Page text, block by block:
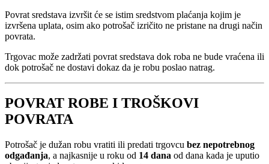
Povrat sredstava izvršit će se istim sredstvom plaćanja kojim je
izvršena uplata, osim ako potrošač izričito ne pristane na drugi način
povrata.
Trgovac može zadržati povrat sredstava dok roba ne bude vraćena ili
dok potrošač ne dostavi dokaz da je robu poslao natrag.
POVRAT ROBE I TROŠKOVI
POVRATA
Potrošač je dužan robu vratiti ili predati trgovcu bez nepotrebnog
odgađanja, a najkasnije u roku od 14 dana od dana kada je uputio